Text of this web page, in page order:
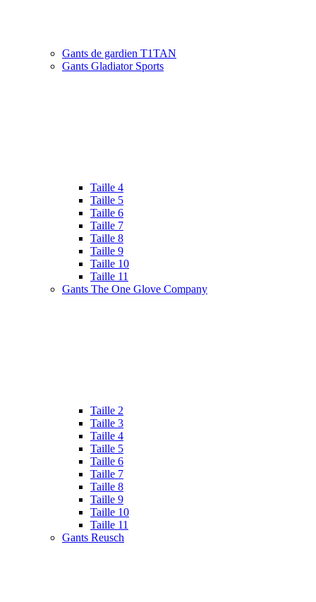
Gants de gardien T1TAN
Gants Gladiator Sports
Taille 4
Taille 5
Taille 6
Taille 7
Taille 8
Taille 9
Taille 10
Taille 11
Gants The One Glove Company
Taille 2
Taille 3
Taille 4
Taille 5
Taille 6
Taille 7
Taille 8
Taille 9
Taille 10
Taille 11
Gants Reusch